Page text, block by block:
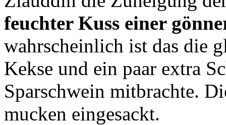
feuchter Kuss einer
wahrscheinlich ist das die
Kekse und ein paar extra
Sparschwein mitbrachte.
mucken eingesackt.